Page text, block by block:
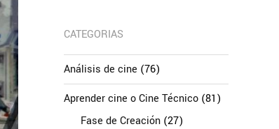
CATEGORIAS
Análisis de cine (76)
Aprender cine o Cine Técnico (81)
Fase de Creación (27)